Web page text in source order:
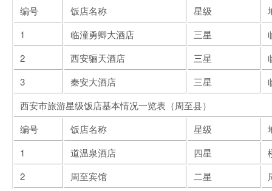
编号
饭店名称 星级
1
临潼勇卿大酒店 三星
2
西安骊天酒店 三星
3
秦安大酒店 三星
西安市旅游星级饭店基本情况一览表（周至县）
编号
饭店名称 星级
1
道温泉酒店 四星
2
周至宾馆 二星